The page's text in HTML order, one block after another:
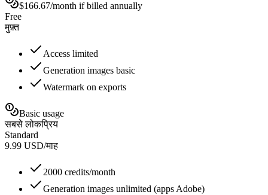
$166.67/month if billed annually
Free
मुफ़्त
Access limited
Generation images basic
Watermark on exports
Basic usage
सबसे लोकप्रिय
Standard
9.99 USD/माह
2000 credits/month
Generation images unlimited (apps Adobe)